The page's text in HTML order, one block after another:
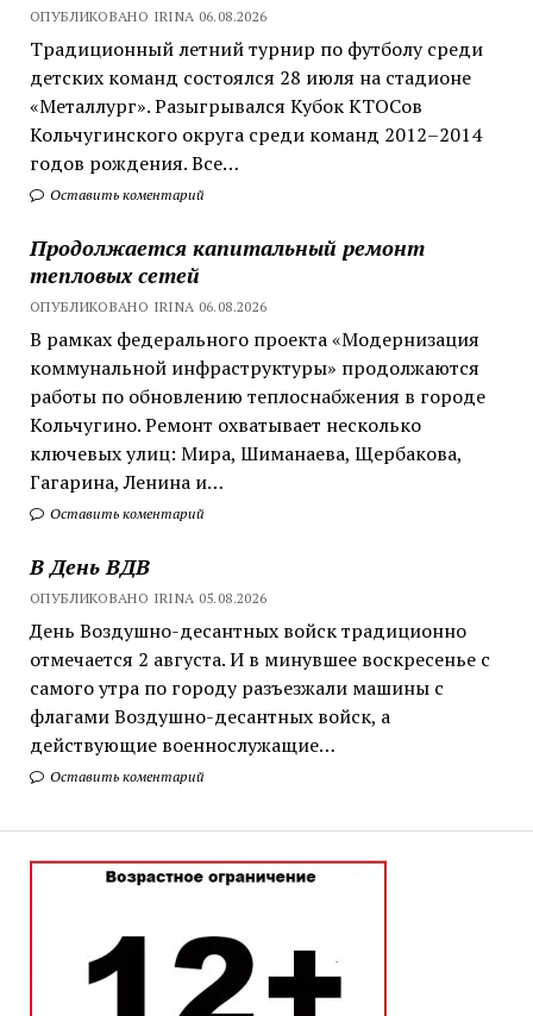
ОПУБЛИКОВАНО IRINA 06.08.2026
Традиционный летний турнир по футболу среди
детских команд состоялся 28 июля на стадионе
«Металлург». Разыгрывался Кубок КТОСов
Кольчугинского округа среди команд 2012–2014
годов рождения. Все…
Оставить коментарий
Продолжается капитальный ремонт
тепловых сетей
ОПУБЛИКОВАНО IRINA 06.08.2026
В рамках федерального проекта «Модернизация
коммунальной инфраструктуры» продолжаются
работы по обновлению теплоснабжения в городе
Кольчугино. Ремонт охватывает несколько
ключевых улиц: Мира, Шиманаева, Щербакова,
Гагарина, Ленина и…
Оставить коментарий
В День ВДВ
ОПУБЛИКОВАНО IRINA 05.08.2026
День Воздушно-десантных войск традиционно
отмечается 2 августа. И в минувшее воскресенье с
самого утра по городу разъезжали машины с
флагами Воздушно-десантных войск, а
действующие военнослужащие…
Оставить коментарий